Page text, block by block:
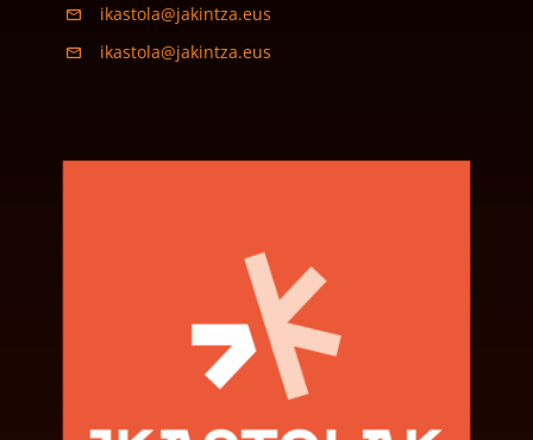
ikastola@jakintza.eus
ikastola@jakintza.eus